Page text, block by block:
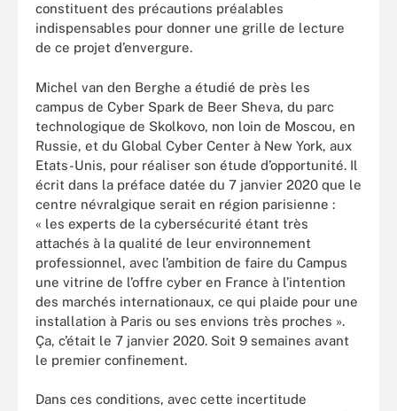
constituent des précautions préalables
indispensables pour donner une grille de lecture
de ce projet d’envergure.
Michel van den Berghe a étudié de près les
campus de Cyber Spark de Beer Sheva, du parc
technologique de Skolkovo, non loin de Moscou, en
Russie, et du Global Cyber Center à New York, aux
Etats-Unis, pour réaliser son étude d’opportunité. Il
écrit dans la préface datée du 7 janvier 2020 que le
centre névralgique serait en région parisienne :
« les experts de la cybersécurité étant très
attachés à la qualité de leur environnement
professionnel, avec l’ambition de faire du Campus
une vitrine de l’offre cyber en France à l’intention
des marchés internationaux, ce qui plaide pour une
installation à Paris ou ses envions très proches ».
Ça, c’était le 7 janvier 2020. Soit 9 semaines avant
le premier confinement.
Dans ces conditions, avec cette incertitude